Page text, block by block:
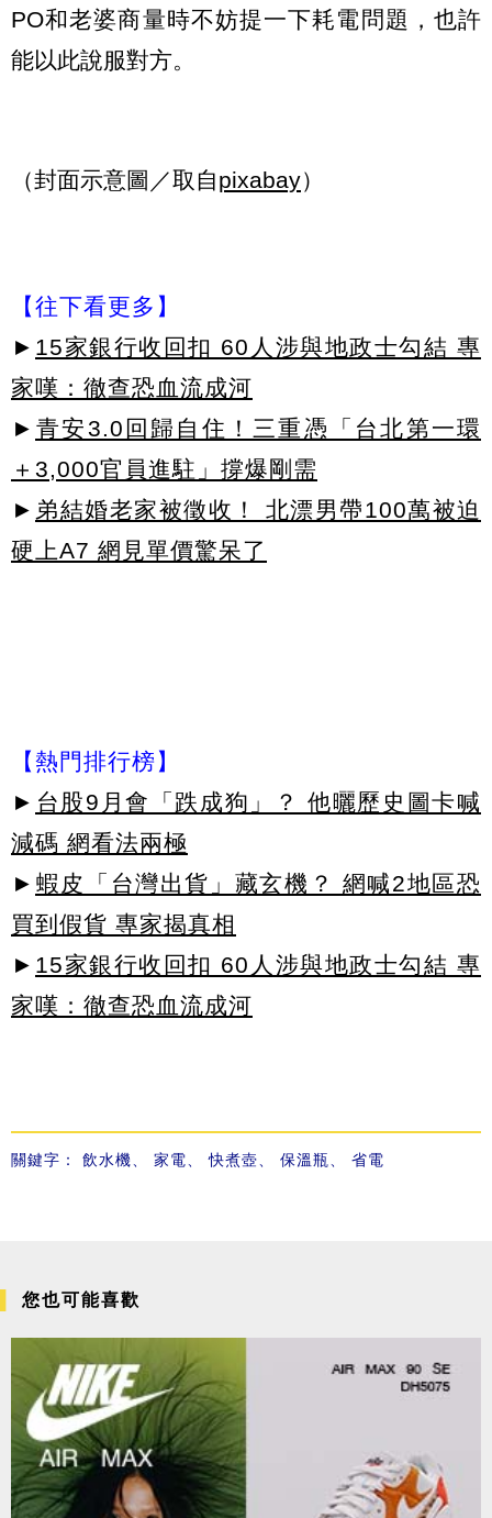
PO和老婆商量時不妨提一下耗電問題，也許
能以此說服對方。
（封面示意圖／取自pixabay）
【往下看更多】
► 15家銀行收回扣 60人涉與地政士勾結 專
家嘆：徹查恐血流成河
► 青安3.0回歸自住！三重憑「台北第一環
＋3,000官員進駐」撐爆剛需
► 弟結婚老家被徵收！ 北漂男帶100萬被迫
硬上A7 網見單價驚呆了
【熱門排行榜】
► 台股9月會「跌成狗」？ 他曬歷史圖卡喊
減碼 網看法兩極
► 蝦皮「台灣出貨」藏玄機？ 網喊2地區恐
買到假貨 專家揭真相
► 15家銀行收回扣 60人涉與地政士勾結 專
家嘆：徹查恐血流成河
關鍵字： 飲水機 家電 、快煮壺 保溫瓶 省電
您也可能喜歡